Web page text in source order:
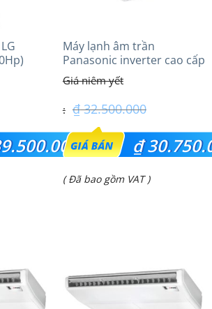
Máy lạnh âm trần
Panasonic inverter cao cấp
(3.0Hp) S-2430PU3HA/U-
24PRH1H5
₫32.500.000
Giá
gốc
là:
₫
Giá
₫ 30.750.000.
( Đã bao gồm VAT )